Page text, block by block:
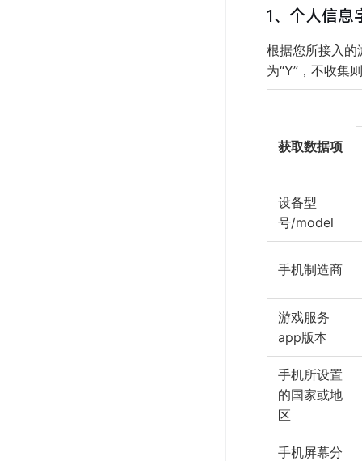
1、个人信息
根据您所接入的
为“Y”，不收集
获取数据项
设备型
号/model
手机制造商
游戏服务
app版本
手机所设置
的国家或地
区
手机屏幕分